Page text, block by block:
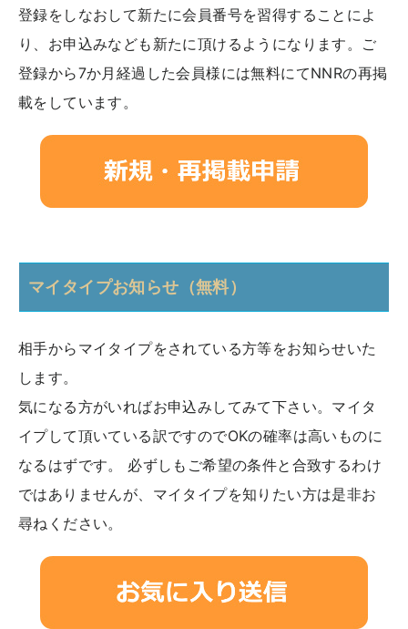
登録をしなおして新たに会員番号を習得することによ
り、お申込みなども新たに頂けるようになります。ご
登録から7か月経過した会員様には無料にてNNRの再掲
載をしています。
マイタイプお知らせ（無料）
相手からマイタイプをされている方等をお知らせいた
します。
気になる方がいればお申込みしてみて下さい。マイタ
イプして頂いている訳ですのでOKの確率は高いものに
なるはずです。 必ずしもご希望の条件と合致するわけ
ではありませんが、マイタイプを知りたい方は是非お
尋ねください。